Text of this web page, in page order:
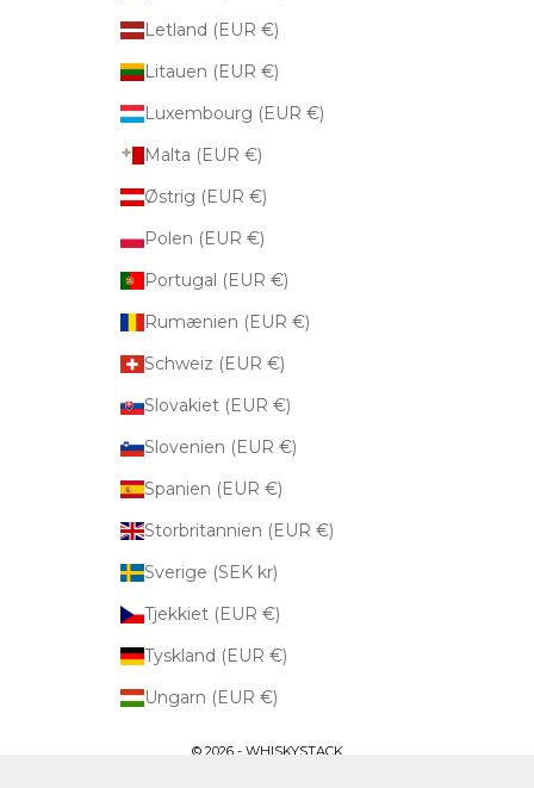
Letland (EUR €)
Litauen (EUR €)
Luxembourg (EUR €)
Malta (EUR €)
Østrig (EUR €)
Polen (EUR €)
Portugal (EUR €)
Rumænien (EUR €)
Schweiz (EUR €)
Slovakiet (EUR €)
Slovenien (EUR €)
Spanien (EUR €)
Storbritannien (EUR €)
Sverige (SEK kr)
Tjekkiet (EUR €)
Tyskland (EUR €)
Ungarn (EUR €)
© 2026 - WHISKYSTACK